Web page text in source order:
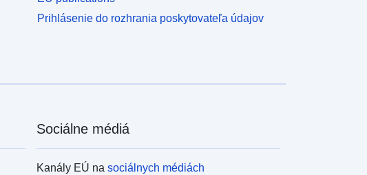
Prihlásenie do rozhrania poskytovateľa údajov
Sociálne médiá
Kanály EÚ nasociálnych médiách